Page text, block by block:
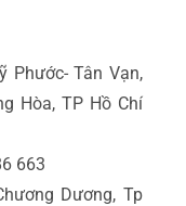
Phước- Tân Vạn,
Hòa, TP Hồ Chí
663
Dương, Tp